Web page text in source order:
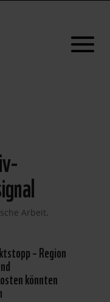
Arbeit,
– Region
könnten